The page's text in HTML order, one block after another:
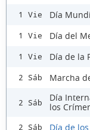
1 Vie Día
1 Vie Día del
1 Vie Día de la
2 Sáb Marcha
2 Sáb
Día
los
2 Sáb Día de